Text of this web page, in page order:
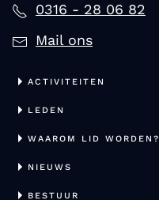
0316 - 28 06 82
Mail ons
ACTIVITEITEN
LEDEN
WAAROM LID WORDEN?
NIEUWS
BESTUUR